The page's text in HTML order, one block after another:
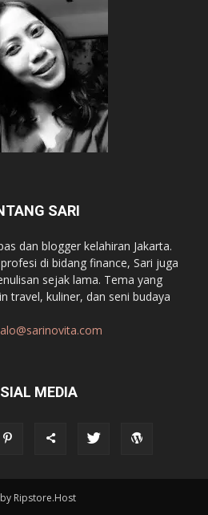
SARI
dan blogger kelahiran Jakarta.
di bidang finance, Sari juga
sejak lama. Tema yang
travel, kuliner, dan seni budaya
MEDIA
Ripstore.Host